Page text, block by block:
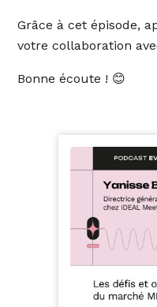
Grâce à cet épisode,
votre collaboration
Bonne écoute ! 😊